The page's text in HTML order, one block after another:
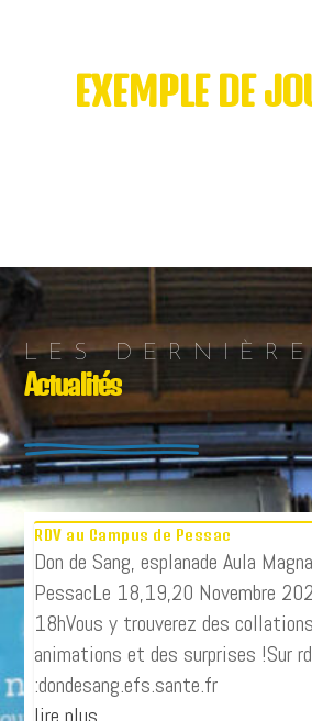
EXEMPLE DE
LES
Actualités
RDV au Campus de Pessac
Don de Sang, esplanade Aula
PessacLe 18,19,20 Novembre
18hVous y trouverez des
animations et des surprises !Sur
:dondesang.efs.sante.fr